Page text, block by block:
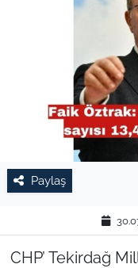
Paylaş
CHP’ Tekirdağ
EĞİTİM
TARIM VE
KÜLTÜR SANAT
RESMİ İLAN
SPOR